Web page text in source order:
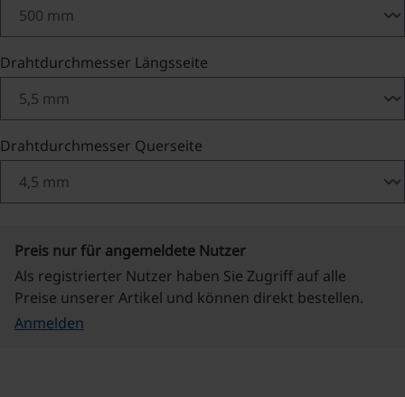
Drahtdurchmesser Längsseite
Drahtdurchmesser Querseite
Preis nur für angemeldete Nutzer
Als registrierter Nutzer haben Sie Zugriff auf alle
Preise unserer Artikel und können direkt bestellen.
Anmelden